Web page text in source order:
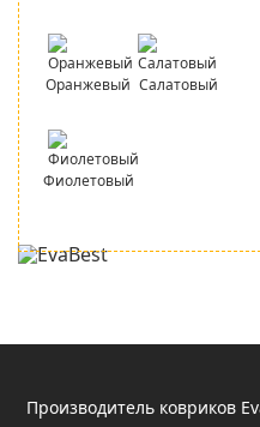
Оранжевый Салатовый
Фиолетовый
Производитель ковриков